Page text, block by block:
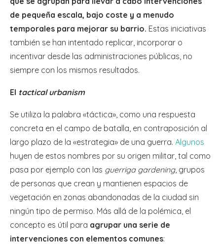
de pequeña escala, bajo coste y a menudo
temporales para mejorar su barrio. Estas iniciativas
también se han intentado replicar, incorporar o
incentivar desde las administraciones públicas, no
siempre con los mismos resultados.
El tactical urbanism
Se utiliza la palabra «táctica», como una respuesta
concreta en el campo de batalla, en contraposición al
largo plazo de la «estrategia» de una guerra. Algunos
huyen de estos nombres por su origen militar, tal como
pasa por ejemplo con las guerriga gardening, grupos
de personas que crean y mantienen espacios de
vegetación en zonas abandonadas de la ciudad sin
ningún tipo de permiso. Más allá de la polémica, el
concepto es útil para agrupar una serie de
intervenciones con elementos comunes: